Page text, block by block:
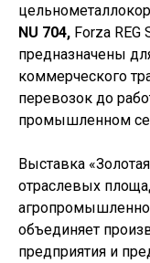
NU 704, Forza REG
предназначены
коммерческого
перевозок до
промышленном
Выставка
отраслевых
объединяет
предприятия и